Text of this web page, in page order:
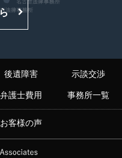
後遺障害 示談交渉
弁護士費用 事務所一覧
お客様の声